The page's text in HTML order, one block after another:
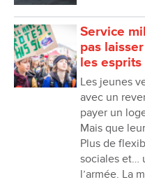
Service
pas
les
Les jeunes
avec un
payer un
Mais que
Plus de
sociales et…
l’armée. La